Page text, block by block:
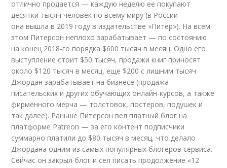
отлично продается — каждую неделю ее покупают
десятки тысяч человек по всему миру (в России
она вышла в 2019 году в издательстве «Питер»). На всем
этом Питерсон неплохо зарабатывает — по состоянию
на конец 2018-го порядка $600 тысяч в месяц. Одно его
выступление стоит $50 тысяч, продажи книг приносят
около $120 тысяч в месяц, еще $200 с лишним тысяч
Джордан зарабатывает на бизнесе (продажа
писательских и других обучающих онлайн-курсов, а также
фирменного мерча — толстовок, постеров, подушек и
так далее). Раньше Питерсон вел платный блог на
платформе Patreon — за его контент подписчики
суммарно платили до $80 тысяч в месяц, что делало
Джордана одним из самых популярных блогеров сервиса.
Сейчас он закрыл блог и сел писать продолжение «12